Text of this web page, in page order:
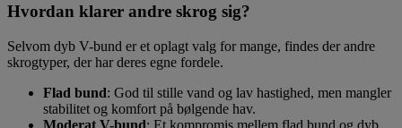
Hvordan klarer andre skrog sig?
Selvom dyb V-bund er et oplagt valg for mange, findes der andre
skrogtyper, der har deres egne fordele.
Flad bund: God til stille vand og lav hastighed, men mangler
stabilitet og komfort på bølgende hav.
Moderat V-bund: Et kompromis mellem flad bund og dyb